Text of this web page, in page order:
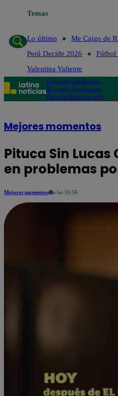
Temas
Me Caigo de Risa
Lo último
Me Caigo de
Perú Decide 2026
Fútbol
Valentina Valiente
PolíticaLimaMundo
Te ayudoTendencias
DeportesEspectáculos
Mejores momentos
Pituca Sin Lucas
en problemas
Mejores momentos a las 16:56